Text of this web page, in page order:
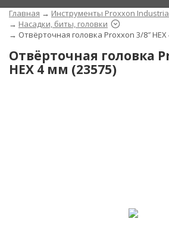
Главная → Инструменты Proxxon
→ Насадки, биты, головки
→ Отвёрточная головка Proxxon 3/8″ HEX
Отвёрточная головка
HEX 4 мм (23575)